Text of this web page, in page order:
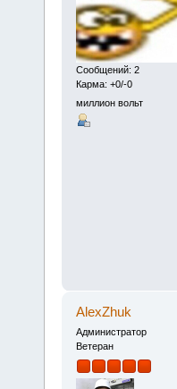
Сообщений: 2
Карма: +0/-0
миллион вольт
AlexZhuk
Администратор
Ветеран